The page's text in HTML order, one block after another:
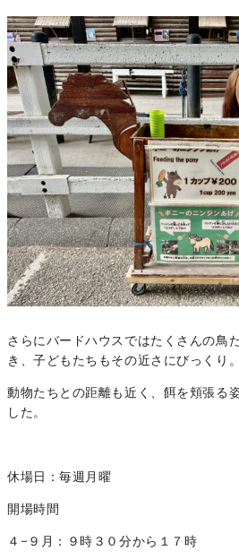
さらにバードハウスではたくさんの鳥
き、子どもたちもその近さにびっくり。
動物たちとの距離も近く、餌を頬張る
した。
休場日：毎週月曜
開場時間
４−９月：９時３０分から１７時